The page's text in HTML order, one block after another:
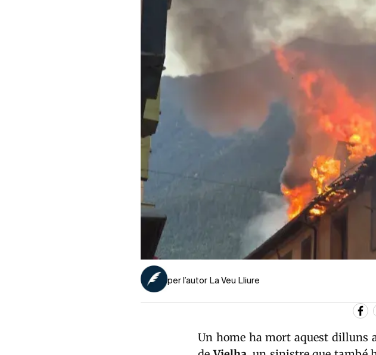
per l’autor La Veu Lliure
Un home ha mort aquest dilluns